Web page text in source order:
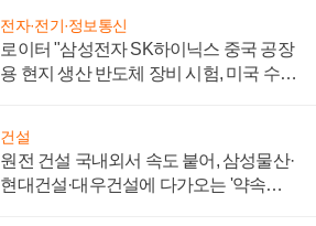
전자·전기·정보통신
로이터 "삼성전자 SK하이닉스 중국 공장
용 현지 생산 반도체 장비 시험, 미국 수출
건설
원전 건설 국내외서 속도 붙어, 삼성물산·
현대건설·대우건설에 다가오는 '약속의